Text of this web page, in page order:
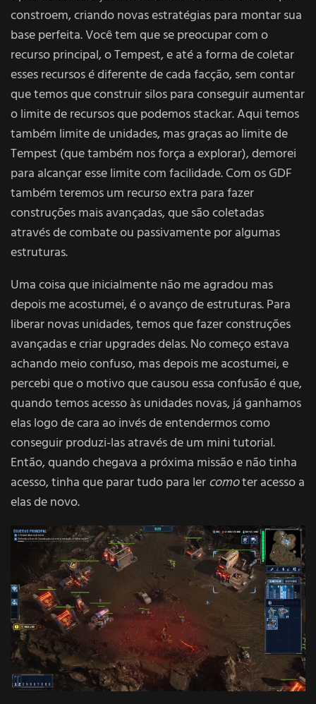
constroem, criando novas estratégias para montar sua
base perfeita. Você tem que se preocupar com o
recurso principal, o Tempest, e até a forma de coletar
esses recursos é diferente de cada facção, sem contar
que temos que construir silos para conseguir aumentar
o limite de recursos que podemos stackar. Aqui temos
também limite de unidades, mas graças ao limite de
Tempest (que também nos força a explorar), demorei
para alcançar esse limite com facilidade. Com os GDF
também teremos um recurso extra para fazer
construções mais avançadas, que são coletadas
através de combate ou passivamente por algumas
estruturas.
Uma coisa que inicialmente não me agradou mas
depois me acostumei, é o avanço de estruturas. Para
liberar novas unidades, temos que fazer construções
avançadas e criar upgrades delas. No começo estava
achando meio confuso, mas depois me acostumei, e
percebi que o motivo que causou essa confusão é que,
quando temos acesso às unidades novas, já ganhamos
elas logo de cara ao invés de entendermos como
conseguir produzi-las através de um mini tutorial.
Então, quando chegava a próxima missão e não tinha
acesso, tinha que parar tudo para lercomoter acesso a
elas de novo.